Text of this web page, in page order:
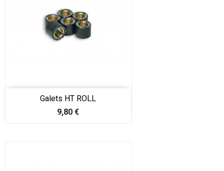
Galets HT ROLL
Prix
9,80 €